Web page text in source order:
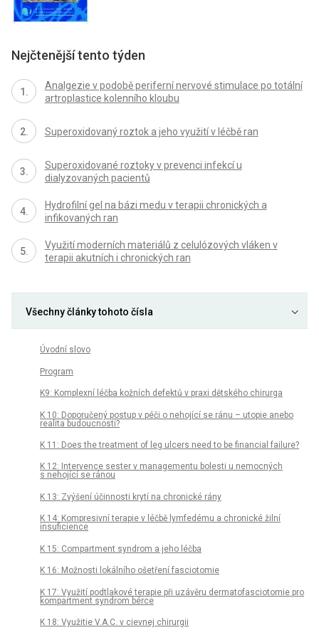
Nejčtenější tento týden
Analgezie v podobě periferní nervové stimulace po totální
artroplastice kolenního kloubu
Superoxidovaný roztok a jeho využití v léčbě ran
Superoxidované roztoky v prevenci infekcí u
dialyzovaných pacientů
Hydrofilní gel na bázi medu v terapii chronických a
infikovaných ran
Využití moderních materiálů z celulózových vláken v
terapii akutních i chronických ran
Všechny články tohoto čísla
Úvodní slovo
Program
K9: Komplexní léčba kožních defektů v praxi dětského chirurga
K 10: Doporučený postup v péči o nehojící se ránu – utopie anebo
realita budoucnosti?
K 11: Does the treatment of leg ulcers need to be financial failure?
K 12: Intervence sester v managementu bolesti u nemocných
s nehojící se ránou
K 13: Zvýšení účinnosti krytí na chronické rány
K 14: Kompresivní terapie v léčbě lymfedému a chronické žilní
insuficience
K 15: Compartment syndrom a jeho léčba
K 16: Možnosti lokálního ošetření fasciotomie
K 17: Využití podtlakové terapie při uzávěru dermatofasciotomie pro
kompartment syndrom bérce
K 18: Využitie V.A.C. v cievnej chirurgii